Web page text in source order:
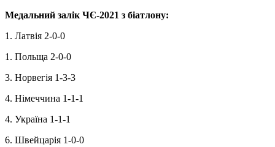
Медальний залік ЧЄ-2021 з біатлону:
1. Латвія 2-0-0
1. Польща 2-0-0
3. Норвегія 1-3-3
4. Німеччина 1-1-1
4. Україна 1-1-1
6. Швейцарія 1-0-0